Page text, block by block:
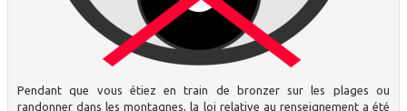
Pendant que vous étiez en train de bronzer sur les plages ou
randonner dans les montagnes, la loi relative au renseignement a été